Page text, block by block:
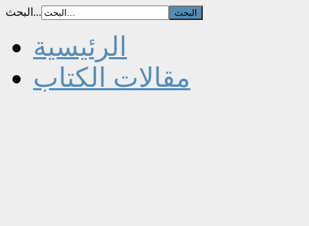
البحث...
الرئيسية
مقالات الكتاب